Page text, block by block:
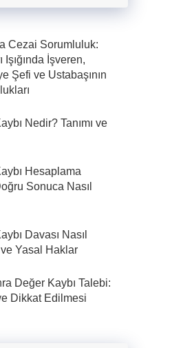
Cezai Sorumluluk:
Işığında İşveren,
Şefi ve Ustabaşının
Nedir? Tanımı ve
Hesaplama
Sonuca Nasıl
Davası Nasıl
ve Yasal Haklar
Değer Kaybı Talebi:
Dikkat Edilmesi